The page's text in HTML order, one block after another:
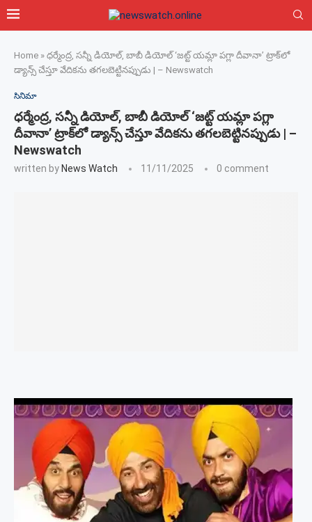
Home » ధర్మేంద్ర, సన్నీ డియోల్, బాబీ డియోల్ ‘జట్ట్ యమ్లా పగ్లా దీవానా’ ట్రాక్‌లో
డ్యాన్స్ చేస్తూ వేదికను తగలబెట్టినప్పుడు | – Newswatch
సినిమా
ధర్మేంద్ర, సన్నీ డియోల్, బాబీ డియోల్ ‘జట్ట్ యమ్లా పగ్లా
దీవానా’ ట్రాక్‌లో డ్యాన్స్ చేస్తూ వేదికను తగలబెట్టినప్పుడు | –
Newswatch
written by News Watch 11/11/2025 0 comment